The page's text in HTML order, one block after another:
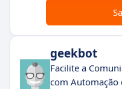
geekbot
Facilite a
com Automação